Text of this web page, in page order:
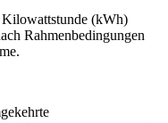
Kilowattstunde (kWh)
Rahmenbedingungen